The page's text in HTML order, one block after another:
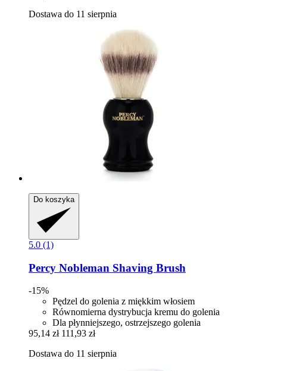
Dostawa do 11 sierpnia
Do koszyka
5.0 (1)
Percy Nobleman Shaving Brush
-15%
Pędzel do golenia z miękkim włosiem
Równomierna dystrybucja kremu do golenia
Dla płynniejszego, ostrzejszego golenia
95,14 zł 111,93 zł
Dostawa do 11 sierpnia